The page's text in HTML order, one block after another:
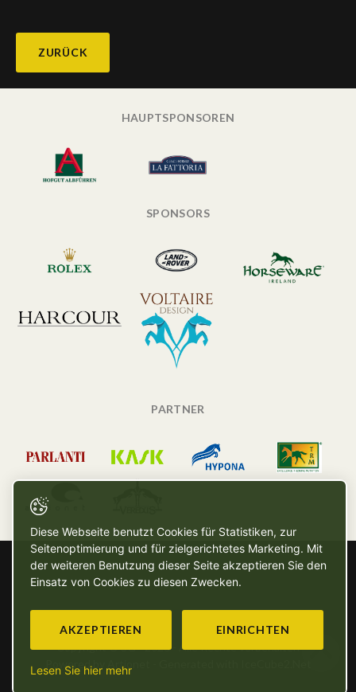
ZURÜCK
HAUPTSPONSOREN
SPONSORS
PARTNER
Copyright © SG - 2026 - Alle Rechte vorbehalten
Powered by Artionet
Diese Webseite benutzt Cookies für Statistiken, zur
Seitenoptimierung und für zielgerichtetes Marketing. Mit
der weiteren Benutzung dieser Seite akzeptieren Sie den
Einsatz von Cookies zu diesen Zwecken.
AKZEPTIEREN EINRICHTEN
Lesen Sie hier mehr